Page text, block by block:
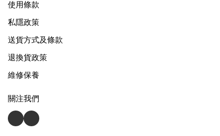
使用條款
私隱政策
送貨方式及條款
退換貨政策
維修保養
關注我們